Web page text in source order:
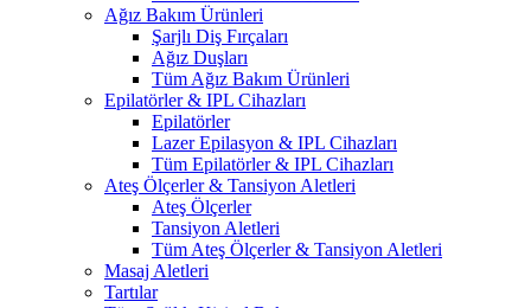
Ağız Bakım Ürünleri
Şarjlı Diş Fırçaları
Ağız Duşları
Tüm Ağız Bakım Ürünleri
Epilatörler & IPL Cihazları
Epilatörler
Lazer Epilasyon & IPL Cihazları
Tüm Epilatörler & IPL Cihazları
Ateş Ölçerler & Tansiyon Aletleri
Ateş Ölçerler
Tansiyon Aletleri
Tüm Ateş Ölçerler & Tansiyon Aletleri
Masaj Aletleri
Tartılar